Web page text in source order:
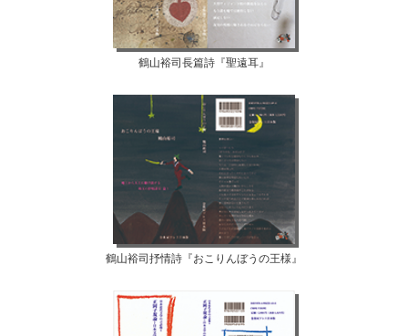
鶴山裕司長篇詩『聖遠耳』
鶴山裕司抒情詩『おこりんぼうの王様』